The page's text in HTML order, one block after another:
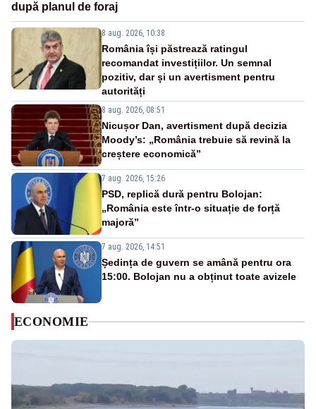
după planul de foraj
8 aug. 2026, 10:38
România își păstrează ratingul
recomandat investițiilor. Un semnal
pozitiv, dar și un avertisment pentru
autorități
8 aug. 2026, 08:51
Nicușor Dan, avertisment după decizia
Moody’s: „România trebuie să revină la
creștere economică”
7 aug. 2026, 15:26
PSD, replică dură pentru Bolojan:
„România este într-o situație de forță
majoră”
7 aug. 2026, 14:51
Ședința de guvern se amână pentru ora
15:00. Bolojan nu a obținut toate avizele
ECONOMIE